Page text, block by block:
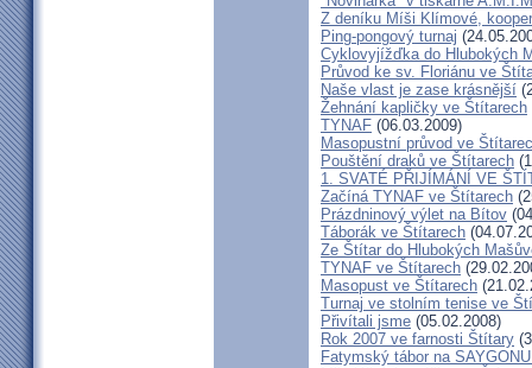
Z deníku Míši Klímové,
Ping-pongový turnaj
Cyklovyjížďka do Hlubokých
Průvod ke sv. Floriánu ve
Naše vlast je zase krásnější
Žehnání kapličky ve Štítarech
TYNAF (06.03.2009)
Masopustní průvod ve
Pouštění draků ve Štítarech
1. SVATÉ PŘIJÍMÁNÍ VE
Začíná TYNAF ve Štítarech
Prázdninový výlet na Bítov
Táborák ve Štítarech
Ze Štítar do Hlubokých
TYNAF ve Štítarech
Masopust ve Štítarech
Turnaj ve stolním tenise ve
Přivítali jsme (05.02.2008)
Rok 2007 ve farnosti Štítary
Fatymský tábor na